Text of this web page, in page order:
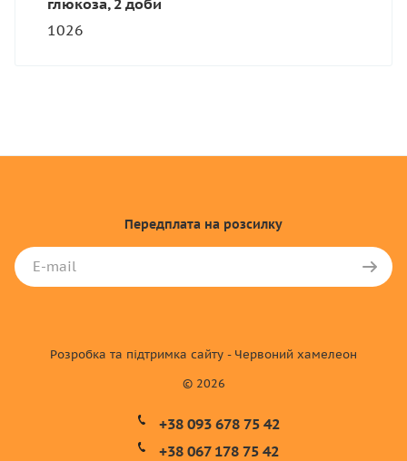
1026
Передплата на розсилку
© 2026
Розробка та підтримка сайту - Червоний хамелеон
+38 093 678 75 42
+38 067 178 75 42